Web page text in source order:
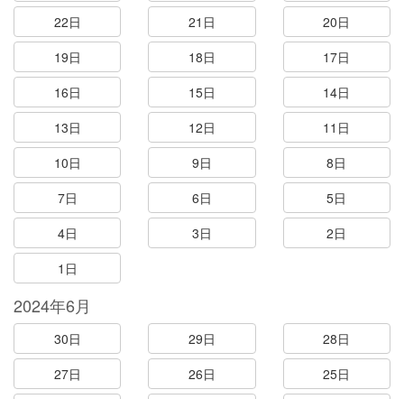
22日
21日
20日
19日
18日
17日
16日
15日
14日
13日
12日
11日
10日
9日
8日
7日
6日
5日
4日
3日
2日
1日
2024年6月
30日 29日
28日
27日
26日
25日